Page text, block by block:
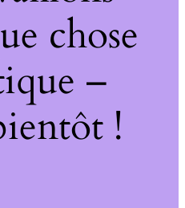
chose
–
!